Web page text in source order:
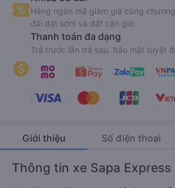
Hàng ngàn mã giảm giá cùng
đãi đặt sớm và đặt cận giờ.
Thanh toán đa dạng
Trả trước lẫn trả sau, bảo mật tuyệt
Giới thiệu Số điện thoại
Thông tin xe Sapa Express